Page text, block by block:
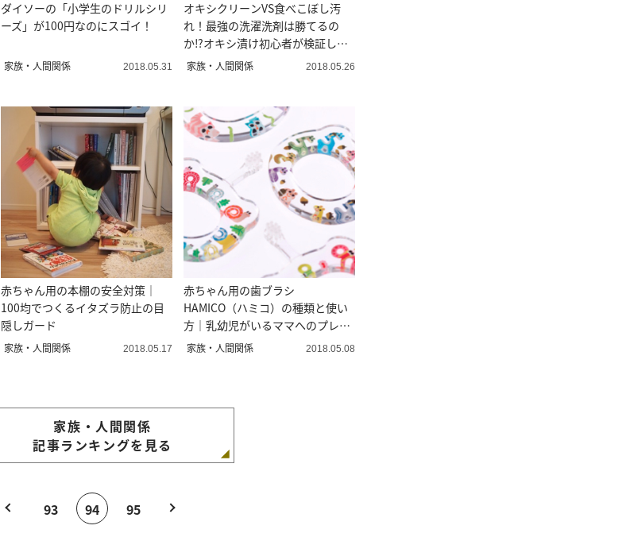
ダイソーの「小学生のドリルシリ
ーズ」が100円なのにスゴイ！
家族・人間関係 2018.05.31
オキシクリーンVS食べこぼし汚
れ！最強の洗濯洗剤は勝てるの
か⁉︎オキシ漬け初心者が検証して
みた
家族・人間関係 2018.05.26
赤ちゃん用の本棚の安全対策｜
100均でつくるイタズラ防止の目
隠しガード
家族・人間関係 2018.05.17
赤ちゃん用の歯ブラシ
HAMICO（ハミコ）の種類と使い
方｜乳幼児がいるママへのプレゼ
ントにも最適♪
家族・人間関係 2018.05.08
家族・人間関係
記事ランキングを見る
93 94 95